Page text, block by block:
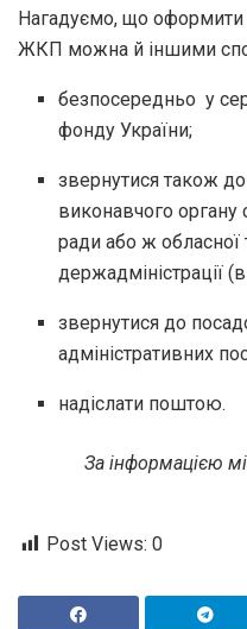
Нагадуємо, що оформити
ЖКП можна й іншими
безпосередньо у
фонду України;
звернутися також
виконавчого органу
ради або ж обласної
держадміністрації
звернутися до
адміністративних
надіслати поштою.
За інформацією
Post Views: 0